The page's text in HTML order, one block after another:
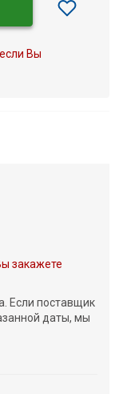
Вы
закажете
Если поставщик
даты, мы